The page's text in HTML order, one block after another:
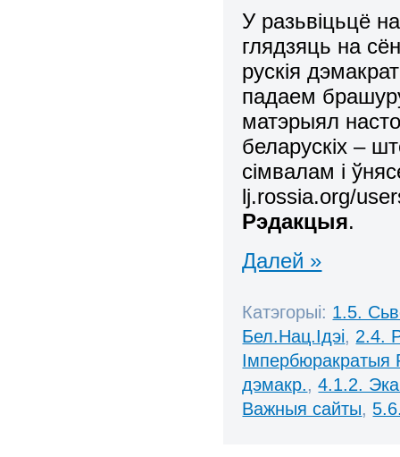
У разьвіцьцё
глядзяць на
рускія
падаем
матэрыял
беларускіх –
сімвалам і
lj.rossia.org/
Рэдакцыя.
Далей »
Катэгорыі: 1.5.
Бел.Нац.Ідэі, 2.4.
Імпербюракратыя
дэмакр.,4.1.2.
Важныя сайты,